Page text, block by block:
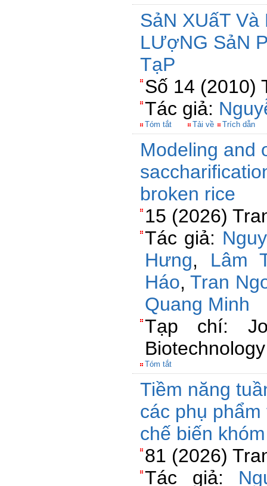
SảN XUấT Và
LƯợNG SảN
TạP
Số 14 (2010)
Tác giả:
Tóm tắt Tải về Trích dẫn
Modeling and
broken rice
15 (2026)
Tác giả:
Hưng, Lâm
Háo,Tran
Quang Minh
Tạp chí:
Tóm tắt
Tiềm năng
các phụ
chế biến
81 (2026)
Tác giả: